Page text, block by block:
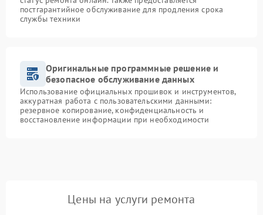
постгарантийное обслуживание для продления срока
службы техники
Оригинальные программные решение и
безопасное обслуживание данных
Использование официальных прошивок и инструментов,
аккуратная работа с пользовательскими данными:
резервное копирование, конфиденциальность и
восстановление информации при необходимости
Цены на услуги ремонта